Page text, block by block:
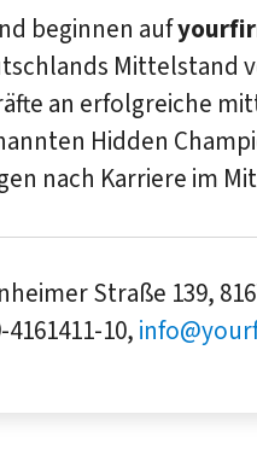
beginnen auf
Mittelstand
an erfolgreiche
Hidden
nach Karriere im
Straße 139,
4161411-10,